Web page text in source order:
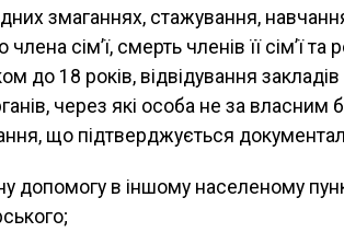
змаганнях, стажування,
сім’ї, смерть членів її сім’ї та
до 18 років, відвідування
через які особа не за власним
що підтверджується
допомогу в іншому населеному